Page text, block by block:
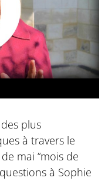
plus
à travers le
mai “mois de
à Sophie